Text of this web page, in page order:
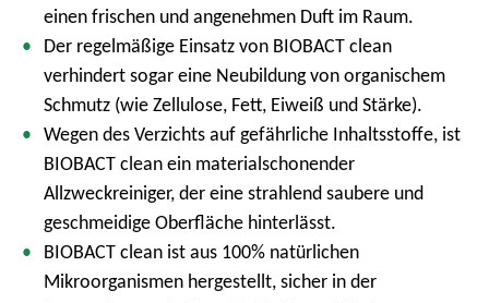
einen frischen und angenehmen Duft im Raum.
Der regelmäßige Einsatz von BIOBACT clean
verhindert sogar eine Neubildung von organischem
Schmutz (wie Zellulose, Fett, Eiweiß und Stärke).
Wegen des Verzichts auf gefährliche Inhaltsstoffe, ist
BIOBACT clean ein materialschonender
Allzweckreiniger, der eine strahlend saubere und
geschmeidige Oberfläche hinterlässt.
BIOBACT clean ist aus 100% natürlichen
Mikroorganismen hergestellt, sicher in der